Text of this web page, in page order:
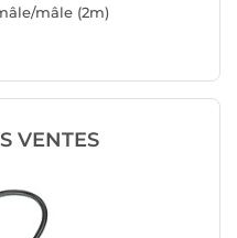
mâle (2m)
VENTES